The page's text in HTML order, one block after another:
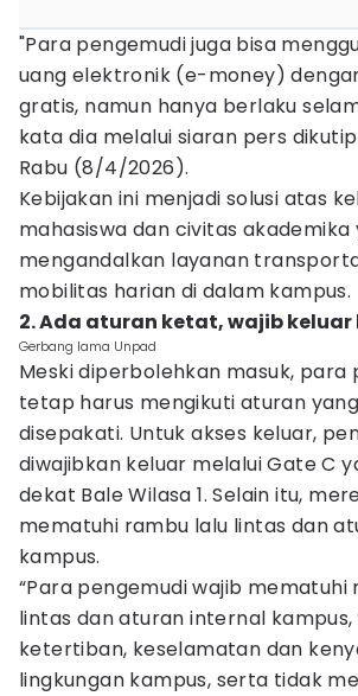
"Para pengemudi juga bisa
uang elektronik (e-money)
gratis, namun hanya berlaku
kata dia melalui siaran pers dikutip
Rabu (8/4/2026).
Kebijakan ini menjadi solusi atas
mahasiswa dan civitas akademika
mengandalkan layanan
mobilitas harian di dalam kampus.
2. Ada aturan ketat, wajib keluar
Gerbang lama Unpad
Meski diperbolehkan masuk, para
tetap harus mengikuti aturan
disepakati. Untuk akses keluar,
diwajibkan keluar melalui Gate C
dekat Bale Wilasa 1. Selain itu,
mematuhi rambu lalu lintas dan
kampus.
“Para pengemudi wajib mematuhi
lintas dan aturan internal
ketertiban, keselamatan dan
lingkungan kampus, serta tidak